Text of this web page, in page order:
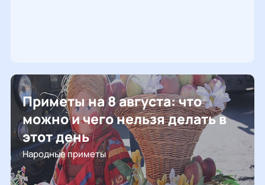
Приметы на 8 августа: что
можно и чего нельзя делать в
этот день
Народные приметы